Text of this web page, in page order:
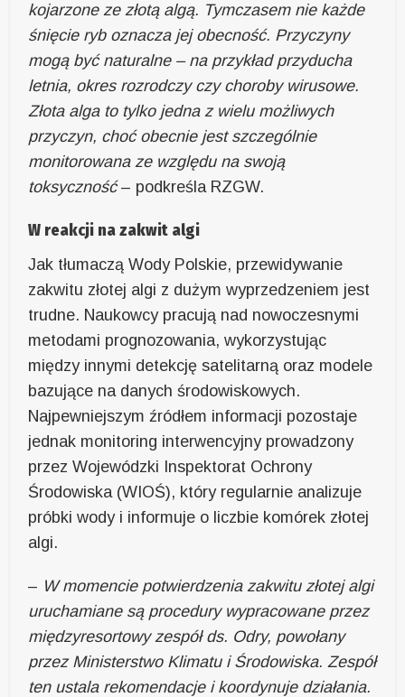
kojarzone ze złotą algą. Tymczasem nie każde
śnięcie ryb oznacza jej obecność. Przyczyny
mogą być naturalne – na przykład przyducha
letnia, okres rozrodczy czy choroby wirusowe.
Złota alga to tylko jedna z wielu możliwych
przyczyn, choć obecnie jest szczególnie
monitorowana ze względu na swoją
toksyczność– podkreśla RZGW.
W reakcji na zakwit algi
Jak tłumaczą Wody Polskie, przewidywanie
zakwitu złotej algi z dużym wyprzedzeniem jest
trudne. Naukowcy pracują nad nowoczesnymi
metodami prognozowania, wykorzystując
między innymi detekcję satelitarną oraz modele
bazujące na danych środowiskowych.
Najpewniejszym źródłem informacji pozostaje
jednak monitoring interwencyjny prowadzony
przez Wojewódzki Inspektorat Ochrony
Środowiska (WIOŚ), który regularnie analizuje
próbki wody i informuje o liczbie komórek złotej
algi.
– W momencie potwierdzenia zakwitu złotej algi
uruchamiane są procedury wypracowane przez
międzyresortowy zespół ds. Odry, powołany
przez Ministerstwo Klimatu i Środowiska. Zespół
ten ustala rekomendacje i koordynuje działania.